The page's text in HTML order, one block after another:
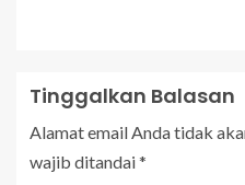
Tinggalkan Balasan
Alamat email Anda tidak
wajib ditandai*